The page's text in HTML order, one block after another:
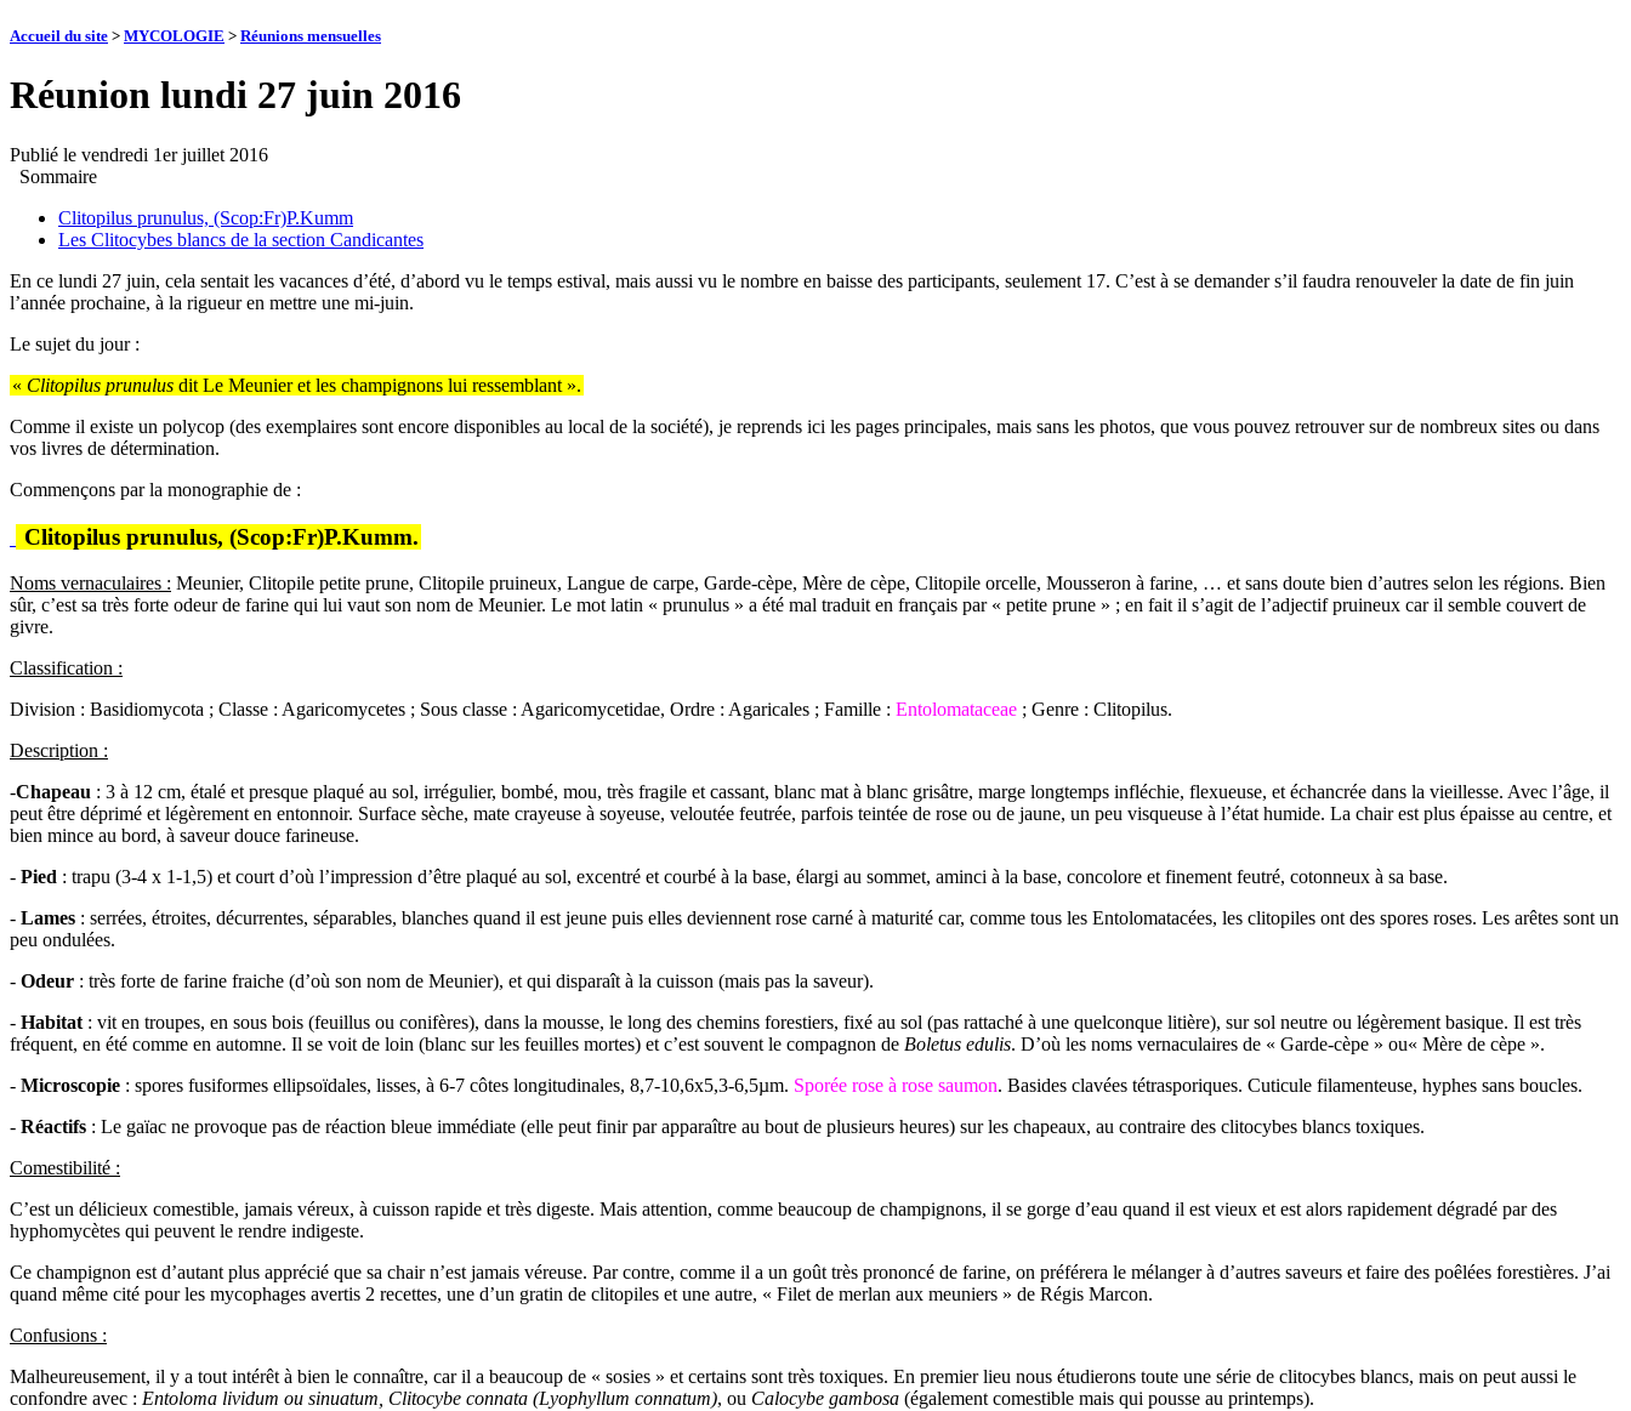
Accueil du site > MYCOLOGIE > Réunions mensuelles
Réunion lundi 27 juin 2016
Publié le vendredi 1er juillet 2016
Sommaire
Clitopilus prunulus, (Scop:Fr)P.Kumm
Les Clitocybes blancs de la section Candicantes
En ce lundi 27 juin, cela sentait les vacances d’été, d’abord vu le temps estival, mais aussi vu le nombre en baisse des participants, seulement 17. C’est à se demander s’il faudra renouveler la date de fin juin
l’année prochaine, à la rigueur en mettre une mi-juin.
Le sujet du jour :
« Clitopilus prunulus dit Le Meunier et les champignons lui ressemblant ».
Comme il existe un polycop (des exemplaires sont encore disponibles au local de la société), je reprends ici les pages principales, mais sans les photos, que vous pouvez retrouver sur de nombreux sites ou dans
vos livres de détermination.
Commençons par la monographie de :
Clitopilus prunulus, (Scop:Fr)P.Kumm.
Noms vernaculaires : Meunier, Clitopile petite prune, Clitopile pruineux, Langue de carpe, Garde-cèpe, Mère de cèpe, Clitopile orcelle, Mousseron à farine, … et sans doute bien d’autres selon les régions. Bien
sûr, c’est sa très forte odeur de farine qui lui vaut son nom de Meunier. Le mot latin « prunulus » a été mal traduit en français par « petite prune » ; en fait il s’agit de l’adjectif pruineux car il semble couvert de
givre.
Classification :
Division : Basidiomycota ; Classe : Agaricomycetes ; Sous classe : Agaricomycetidae, Ordre : Agaricales ; Famille : Entolomataceae ; Genre : Clitopilus.
Description :
-Chapeau : 3 à 12 cm, étalé et presque plaqué au sol, irrégulier, bombé, mou, très fragile et cassant, blanc mat à blanc grisâtre, marge longtemps infléchie, flexueuse, et échancrée dans la vieillesse. Avec l’âge, il
peut être déprimé et légèrement en entonnoir. Surface sèche, mate crayeuse à soyeuse, veloutée feutrée, parfois teintée de rose ou de jaune, un peu visqueuse à l’état humide. La chair est plus épaisse au centre, et
bien mince au bord, à saveur douce farineuse.
- Pied : trapu (3-4 x 1-1,5) et court d’où l’impression d’être plaqué au sol, excentré et courbé à la base, élargi au sommet, aminci à la base, concolore et finement feutré, cotonneux à sa base.
- Lames : serrées, étroites, décurrentes, séparables, blanches quand il est jeune puis elles deviennent rose carné à maturité car, comme tous les Entolomatacées, les clitopiles ont des spores roses. Les arêtes sont un
peu ondulées.
- Odeur : très forte de farine fraiche (d’où son nom de Meunier), et qui disparaît à la cuisson (mais pas la saveur).
- Habitat : vit en troupes, en sous bois (feuillus ou conifères), dans la mousse, le long des chemins forestiers, fixé au sol (pas rattaché à une quelconque litière), sur sol neutre ou légèrement basique. Il est très
fréquent, en été comme en automne. Il se voit de loin (blanc sur les feuilles mortes) et c’est souvent le compagnon de Boletus edulis. D’où les noms vernaculaires de « Garde-cèpe » ou« Mère de cèpe ».
- Microscopie : spores fusiformes ellipsoïdales, lisses, à 6-7 côtes longitudinales, 8,7-10,6x5,3-6,5µm. Sporée rose à rose saumon. Basides clavées tétrasporiques. Cuticule filamenteuse, hyphes sans boucles.
- Réactifs : Le gaïac ne provoque pas de réaction bleue immédiate (elle peut finir par apparaître au bout de plusieurs heures) sur les chapeaux, au contraire des clitocybes blancs toxiques.
Comestibilité :
C’est un délicieux comestible, jamais véreux, à cuisson rapide et très digeste. Mais attention, comme beaucoup de champignons, il se gorge d’eau quand il est vieux et est alors rapidement dégradé par des
hyphomycètes qui peuvent le rendre indigeste.
Ce champignon est d’autant plus apprécié que sa chair n’est jamais véreuse. Par contre, comme il a un goût très prononcé de farine, on préférera le mélanger à d’autres saveurs et faire des poêlées forestières. J’ai
quand même cité pour les mycophages avertis 2 recettes, une d’un gratin de clitopiles et une autre, « Filet de merlan aux meuniers » de Régis Marcon.
Confusions :
Malheureusement, il y a tout intérêt à bien le connaître, car il a beaucoup de « sosies » et certains sont très toxiques. En premier lieu nous étudierons toute une série de clitocybes blancs, mais on peut aussi le
confondre avec : Entoloma lividum ou sinuatum, Clitocybe connata (Lyophyllum connatum), ou Calocybe gambosa (également comestible mais qui pousse au printemps).